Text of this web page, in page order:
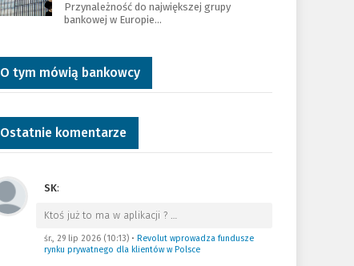
Przynależność do największej grupy
bankowej w Europie…
O tym mówią bankowcy
Ostatnie komentarze
SK:
Ktoś już to ma w aplikacji ? …
śr., 29 lip 2026 (10:13)• Revolut wprowadza fundusze
rynku prywatnego dla klientów w Polsce